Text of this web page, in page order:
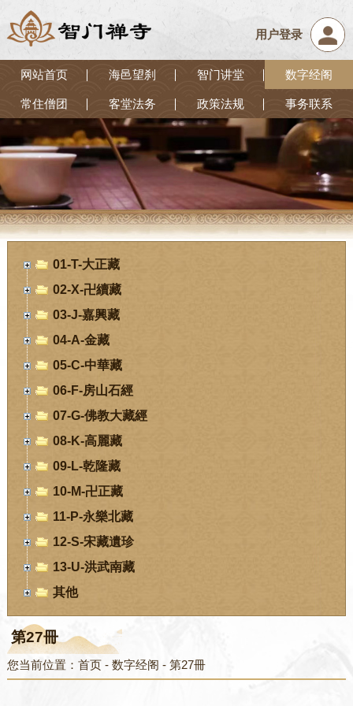
用户登录
网站首页 海邑望刹 智门讲堂 数字经阁
常住僧团 客堂法务 政策法规 事务联系
01-T-大正藏
02-X-卍續藏
03-J-嘉興藏
04-A-金藏
05-C-中華藏
06-F-房山石經
07-G-佛教大藏經
08-K-高麗藏
09-L-乾隆藏
10-M-卍正藏
11-P-永樂北藏
12-S-宋藏遺珍
13-U-洪武南藏
其他
第27冊
您当前位置： 首页- 数字经阁 - 第27冊